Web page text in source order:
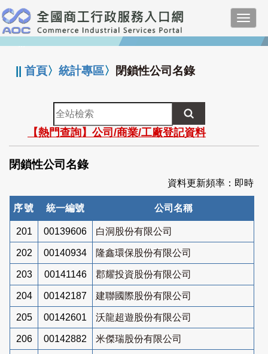
跳
到
主
要
:::
||首頁〉統計專區〉 閉鎖性公司名錄
全
站
檢
索
【熱門查詢】公司/商業/工廠登記資料
閉鎖性公司名錄
資料更新頻率：即時
序號 統一編號 公司名稱
201 00139606 白洞股份有限公司
202 00140934 隆鑫環保股份有限公司
203 00141146 郡耀投資股份有限公司
204 00142187 建聯國際股份有限公司
205 00142601 沃龍超遊股份有限公司
206 00142882 米傑瑞股份有限公司